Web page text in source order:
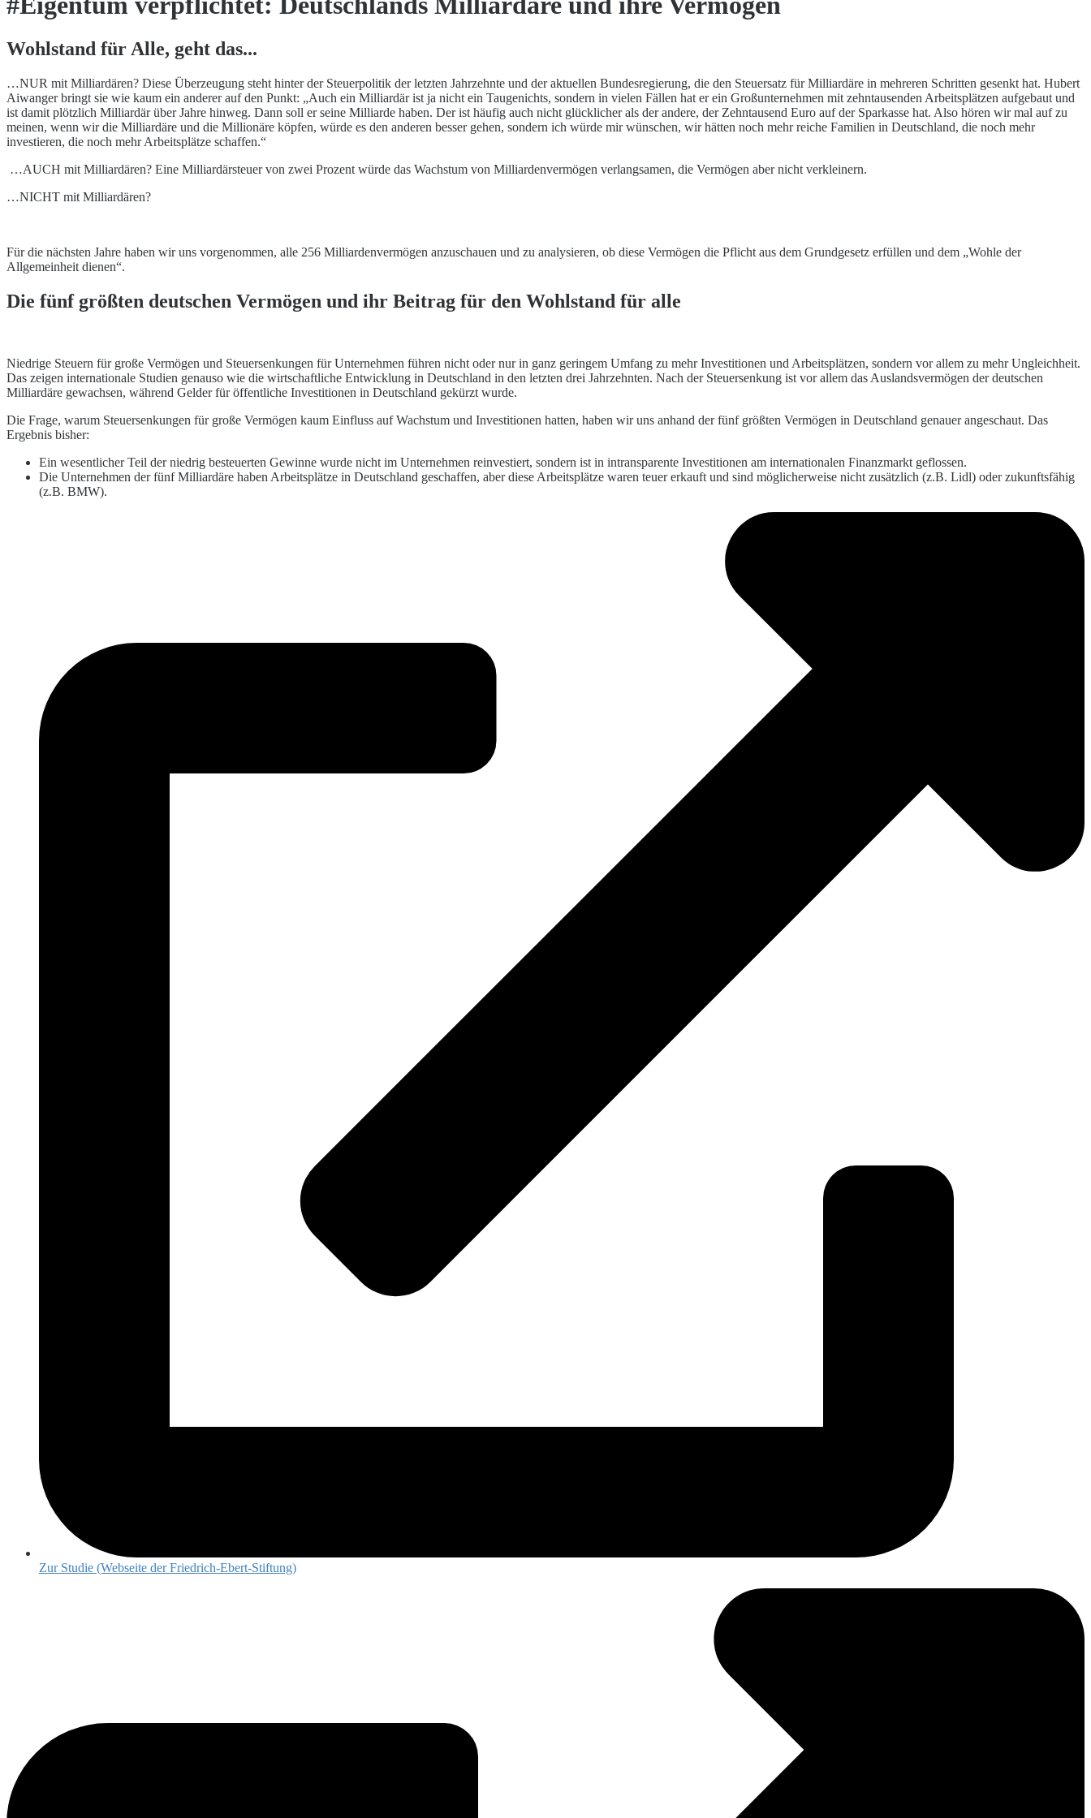
Wohlstand für Alle, geht das...
…NUR mit Milliardären? Diese Überzeugung steht hinter der Steuerpolitik der letzten Jahrzehnte und der aktuellen Bundesregierung, die den Steuersatz für Milliardäre in mehreren Schritten gesenkt hat. Hubert
Aiwanger bringt sie wie kaum ein anderer auf den Punkt: „Auch ein Milliardär ist ja nicht ein Taugenichts, sondern in vielen Fällen hat er ein Großunternehmen mit zehntausenden Arbeitsplätzen aufgebaut und
ist damit plötzlich Milliardär über Jahre hinweg. Dann soll er seine Milliarde haben. Der ist häufig auch nicht glücklicher als der andere, der Zehntausend Euro auf der Sparkasse hat. Also hören wir mal auf zu
meinen, wenn wir die Milliardäre und die Millionäre köpfen, würde es den anderen besser gehen, sondern ich würde mir wünschen, wir hätten noch mehr reiche Familien in Deutschland, die noch mehr
investieren, die noch mehr Arbeitsplätze schaffen.“
…AUCH mit Milliardären? Eine Milliardärsteuer von zwei Prozent würde das Wachstum von Milliardenvermögen verlangsamen, die Vermögen aber nicht verkleinern.
…NICHT mit Milliardären?
Für die nächsten Jahre haben wir uns vorgenommen, alle 256 Milliardenvermögen anzuschauen und zu analysieren, ob diese Vermögen die Pflicht aus dem Grundgesetz erfüllen und dem „Wohle der
Allgemeinheit dienen“.
Die fünf größten deutschen Vermögen und ihr Beitrag für den Wohlstand für alle
Niedrige Steuern für große Vermögen und Steuersenkungen für Unternehmen führen nicht oder nur in ganz geringem Umfang zu mehr Investitionen und Arbeitsplätzen, sondern vor allem zu mehr Ungleichheit.
Das zeigen internationale Studien genauso wie die wirtschaftliche Entwicklung in Deutschland in den letzten drei Jahrzehnten. Nach der Steuersenkung ist vor allem das Auslandsvermögen der deutschen
Milliardäre gewachsen, während Gelder für öffentliche Investitionen in Deutschland gekürzt wurde.
Die Frage, warum Steuersenkungen für große Vermögen kaum Einfluss auf Wachstum und Investitionen hatten, haben wir uns anhand der fünf größten Vermögen in Deutschland genauer angeschaut. Das
Ergebnis bisher:
Ein wesentlicher Teil der niedrig besteuerten Gewinne wurde nicht im Unternehmen reinvestiert, sondern ist in intransparente Investitionen am internationalen Finanzmarkt geflossen.
Die Unternehmen der fünf Milliardäre haben Arbeitsplätze in Deutschland geschaffen, aber diese Arbeitsplätze waren teuer erkauft und sind möglicherweise nicht zusätzlich (z.B. Lidl) oder zukunftsfähig
(z.B. BMW).
Zur Studie (Webseite der Friedrich-Ebert-Stiftung)